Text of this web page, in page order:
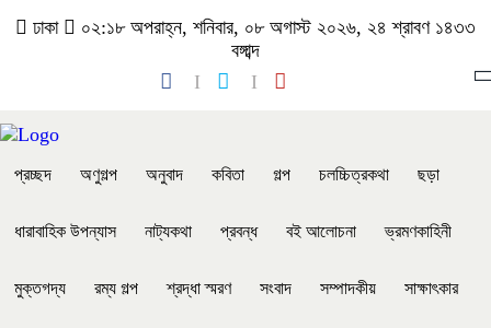
ঢাকা
০২:১৮ অপরাহ্ন, শনিবার, ০৮ অগাস্ট ২০২৬, ২৪ শ্রাবণ ১৪৩৩
বঙ্গাব্দ
প্রচ্ছদ অণুগল্প অনুবাদ কবিতা গল্প চলচ্চিত্রকথা ছড়া
ধারাবাহিক উপন্যাস নাট্যকথা প্রবন্ধ বই আলোচনা ভ্রমণকাহিনী
মুক্তগদ্য রম্য গল্প শ্রদ্ধা স্মরণ সংবাদ সম্পাদকীয় সাক্ষাৎকার